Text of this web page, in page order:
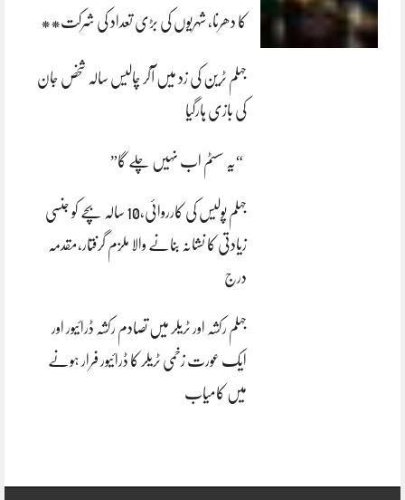
کا دھرنا، شہریوں کی بڑی تعداد کی شرکت**
جہلم ٹرین کی زد میں آکر چالیس سالہ شخص جان
کی بازی ہارگیا
“یہ سسٹم اب نہیں چلے گا”
جہلم پولیس کی کارروائی،10 سالہ بچے کو جنسی
زیادتی کا نشانہ بنانے والا ملزم گرفتار،مقدمہ
درج
جہلم رکشہ اور ٹریلر میں تصادم رکشہ ڈرائیور اور
ایک عورت زخمی ٹریلر کا ڈرائیور فرار ہونے
میں کامیاب